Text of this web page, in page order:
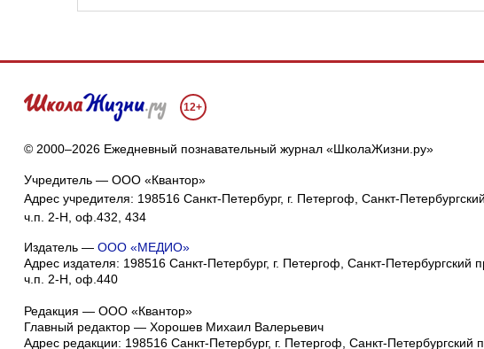
12+
© 2000–2026 Ежедневный познавательный журнал «ШколаЖизни.ру»
Учредитель — ООО «Квантор»
Адрес учредителя: 198516 Санкт-Петербург, г. Петергоф, Санкт-
ч.п. 2-Н, оф.432, 434
Издатель — ООО «МЕДИО»
Адрес издателя: 198516 Санкт-Петербург, г. Петергоф, Санкт-Петербургский
ч.п. 2-Н, оф.440
Редакция — ООО «Квантор»
Главный редактор — Хорошев Михаил Валерьевич
Адрес редакции: 198516 Санкт-Петербург, г. Петергоф Санкт-Петербургский